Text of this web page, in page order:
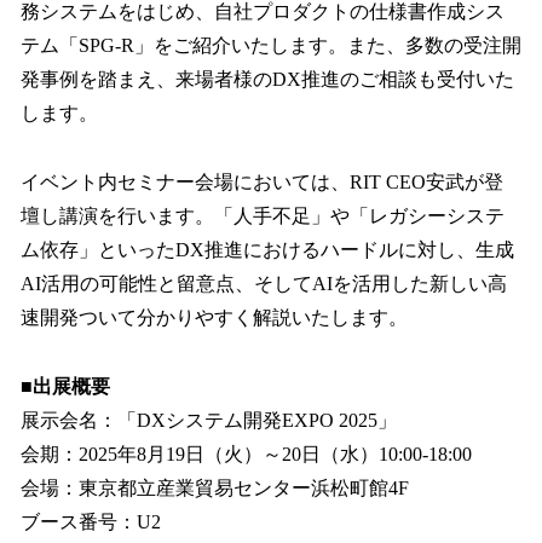
務システムをはじめ、自社プロダクトの仕様書作成シス
テム「SPG-R」をご紹介いたします。また、多数の受注開
発事例を踏まえ、来場者様のDX推進のご相談も受付いた
します。
イベント内セミナー会場においては、RIT CEO安武が登
壇し講演を行います。「人手不足」や「レガシーシステ
ム依存」といったDX推進におけるハードルに対し、生成
AI活用の可能性と留意点、そしてAIを活用した新しい高
速開発ついて分かりやすく解説いたします。
■出展概要
展示会名：「DXシステム開発EXPO 2025」
会期：2025年8月19日（火）～20日（水）10:00-18:00
会場：東京都立産業貿易センター浜松町館4F
ブース番号：U2